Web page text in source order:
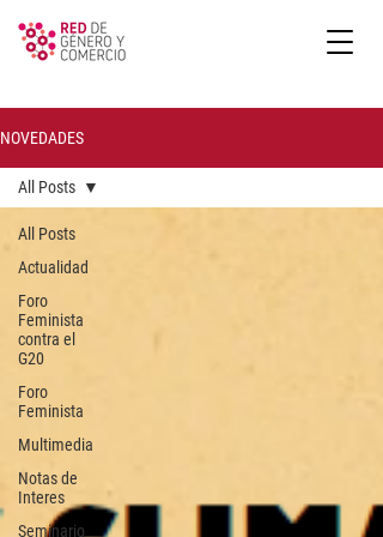
NOVEDADES
All Posts
Actualidad
Foro
Feminista
contra el
G20
Foro
Feminista
Multimedia
Notas de
Interes
Seminario
All Posts